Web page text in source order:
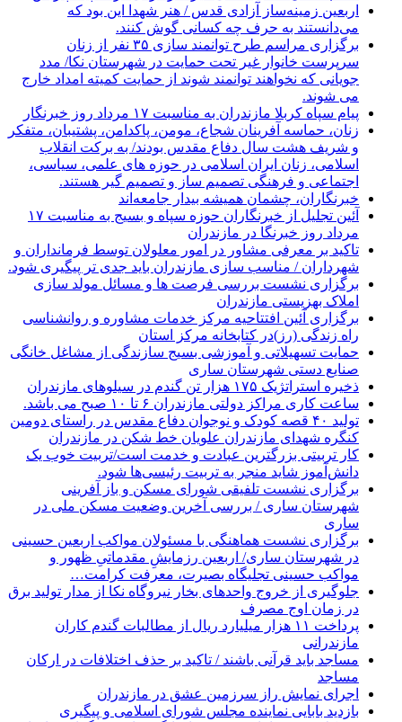
اربعین زمینه‌ساز آزادی قدس / هنر شهدا این بود که
می‌دانستند به حرف چه کسانی گوش کنند.
برگزاری مراسم طرح توانمند سازی ۳۵ نفر از زنان
سرپرست خانوار غیر تحت حمایت در شهرستان نکا/ مدد
جویانی که نخواهند توانمند شوند از حمایت کمیته امداد خارج
می شوند.
پیام سپاه کربلا مازندران به مناسبت ۱۷ مرداد روز خبرنگار
زنان، حماسه آفرینان شجاع، مومن، پاکدامن، پشتیبان، متفکر
و شریف هشت سال دفاع مقدس بودند/ به برکت انقلاب
اسلامی، زنان ایران اسلامی در حوزه های علمی، سیاسی،
اجتماعی و فرهنگی تصمیم ساز و تصمیم گیر هستند.
خبرنگاران، چشمان همیشه بیدار جامعه‌اند
آئین تجلیل از خبرنگاران حوزه سپاه و بسیج به مناسبت ۱۷
مرداد روز خبرنگا در مازندران
تاکید بر معرفی مشاور در امور معلولان توسط فرمانداران و
شهرداران / مناسب سازی مازندران باید جدی تر پیگیری شود.
برگزاری نشست بررسی فرصت ها و مسائل مولد سازی
املاک بهزیستی مازندران
برگزاری آئین افتتاحیه مرکز خدمات مشاوره و روانشناسی
راه زندگی (رز)در کتابخانه مرکز استان
حمایت تسهیلاتی و آموزشی بسیج سازندگی از مشاغل خانگی
صنایع دستی شهرستان ساری
ذخیره استراتژیک ۱۷۵ هزار تن گندم در سیلوهای مازندران
ساعت کاری مراکز دولتی مازندران ۶ تا ۱۰ صبح می باشد.
تولید ۴۰ قصه کودک و نوجوان دفاع مقدس در راستای دومین
کنگره شهدای مازندران علویان خط شکن در مازندران
کار تربیتی بزرگترین عبادت و خدمت است/تربیت خوب یک
دانش‌آموز شاید منجر به تربیت رئیسی‌ها شود.
برگزاری ‌نشست تلفیقی شورای مسکن و باز آفرینی
شهرستان ساری / بررسی آخرین وضعیت مسکن ملی در
ساری
برگزاری نشست هماهنگی با مسئولان مواکب اربعین حسینی
در شهرستان ساری/ اربعین رزمایشِ مقدماتیِ ظهور و
مواکب حسینی تجلیگاه بصیرت، معرفت کرامت…
جلوگیری از خروج واحدهای بخار نیروگاه نکا از مدار تولید برق
در زمان اوج مصرف
پرداخت ۱۱ هزار میلیارد ریال از مطالبات گندم کاران
مازندرانی
مساجد باید قرآنی باشند / تاکید بر حذف اختلافات در ارکان
مساجد
اجرای نمایش راز سرزمین عشق در مازندران
بازدید بابایی نماینده مجلس شورای اسلامی و پیگیری